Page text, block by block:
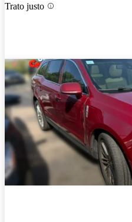
Trato justo